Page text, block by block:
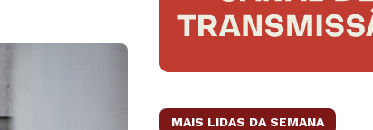
MAIS LIDAS DA SEMANA